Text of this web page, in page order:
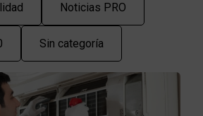
Noticias PRO
Sin categoría